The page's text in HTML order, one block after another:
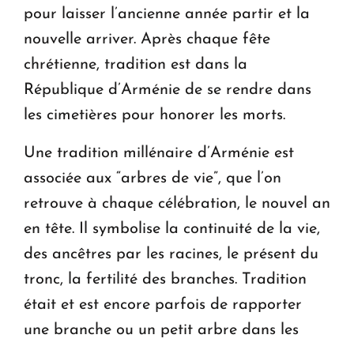
pour laisser l’ancienne année partir et la
nouvelle arriver. Après chaque fête
chrétienne, tradition est dans la
République d’Arménie de se rendre dans
les cimetières pour honorer les morts.
Une tradition millénaire d’Arménie est
associée aux “arbres de vie”, que l’on
retrouve à chaque célébration, le nouvel an
en tête. Il symbolise la continuité de la vie,
des ancêtres par les racines, le présent du
tronc, la fertilité des branches. Tradition
était et est encore parfois de rapporter
une branche ou un petit arbre dans les